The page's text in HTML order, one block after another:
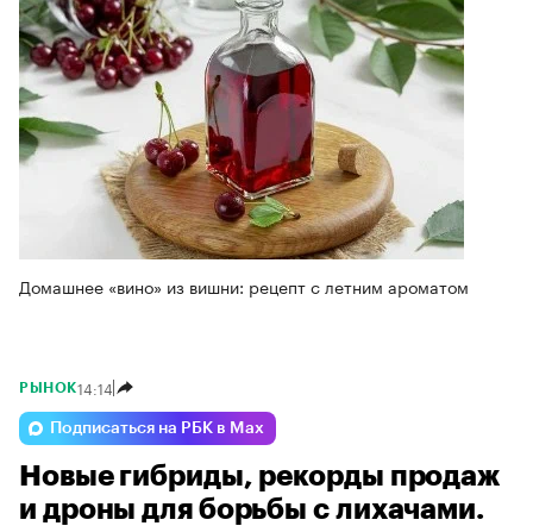
Домашнее «вино» из вишни: рецепт с летним ароматом
РЫНОК14:14
Подписаться на РБК в Max
Новые гибриды, рекорды продаж
и дроны для борьбы с лихачами.